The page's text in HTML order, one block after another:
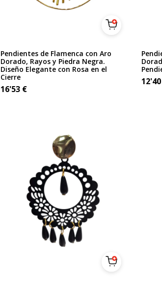
Pendientes de Flamenca con Aro
Dorado, Rayos y Piedra Negra.
Diseño Elegante con Rosa en el
Cierre
16'53€
12'40